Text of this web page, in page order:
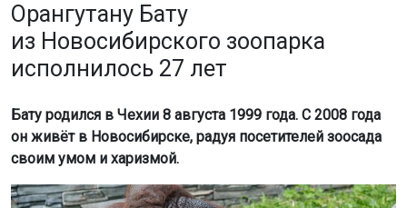
Орангутану Бату
из Новосибирского зоопарка
исполнилось 27 лет
Бату родился в Чехии 8 августа 1999 года. С 2008 года
он живёт в Новосибирске, радуя посетителей зоосада
своим умом и харизмой.